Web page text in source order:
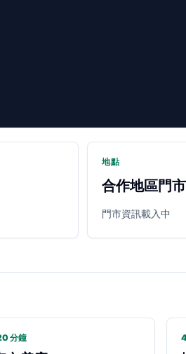
地點
合作地區門市
門市資訊載入中
分鐘